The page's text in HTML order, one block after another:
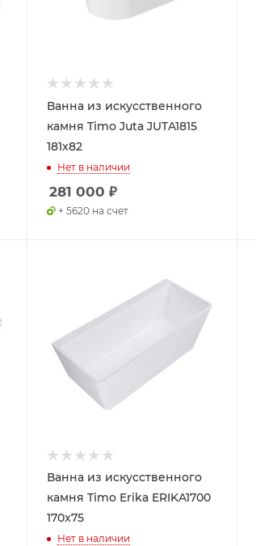
Ванна из искусственного
камня Timo Juta JUTA1815
181x82
Нет в наличии
281 000 ₽
+ 5620 на счет
Ванна из искусственного
камня Timo Erika ERIKA1700
170x75
Нет в наличии